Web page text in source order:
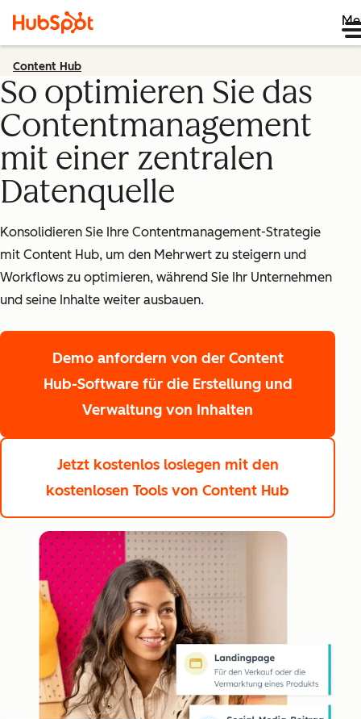
Content Hub
So optimieren Sie das
Contentmanagement
mit einer zentralen
Datenquelle
Konsolidieren Sie Ihre Contentmanagement-Strategie
mit Content Hub, um den Mehrwert zu steigern und
Workflows zu optimieren, während Sie Ihr Unternehmen
und seine Inhalte weiter ausbauen.
Demo anfordern von der Content
Hub-Software für die Erstellung und
Verwaltung von Inhalten
Jetzt kostenlos loslegen mit den
kostenlosen Tools von Content Hub